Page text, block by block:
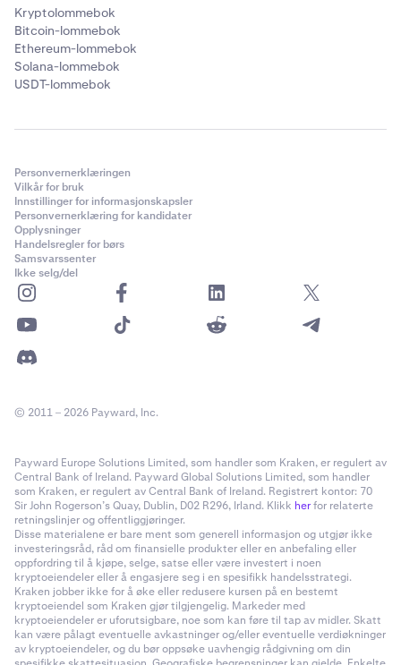
Kryptolommebok
Bitcoin-lommebok
Ethereum-lommebok
Solana-lommebok
USDT-lommebok
Personvernerklæringen
Vilkår for bruk
Innstillinger for informasjonskapsler
Personvernerklæring for kandidater
Opplysninger
Handelsregler for børs
Samsvarssenter
Ikke selg/del
© 2011 – 2026 Payward, Inc.
Payward Europe Solutions Limited, som handler som Kraken, er regulert av
Central Bank of Ireland. Payward Global Solutions Limited, som handler
som Kraken, er regulert av Central Bank of Ireland. Registrert kontor: 70
Sir John Rogerson’s Quay, Dublin, D02 R296, Irland. Klikk herfor relaterte
retningslinjer og offentliggjøringer.
Disse materialene er bare ment som generell informasjon og utgjør ikke
investeringsråd, råd om finansielle produkter eller en anbefaling eller
oppfordring til å kjøpe, selge, satse eller være investert i noen
kryptoeiendeler eller å engasjere seg i en spesifikk handelsstrategi.
Kraken jobber ikke for å øke eller redusere kursen på en bestemt
kryptoeiendel som Kraken gjør tilgjengelig. Markeder med
kryptoeiendeler er uforutsigbare, noe som kan føre til tap av midler. Skatt
kan være pålagt eventuelle avkastninger og/eller eventuelle verdiøkninger
av kryptoeiendeler, og du bør oppsøke uavhengig rådgivning om din